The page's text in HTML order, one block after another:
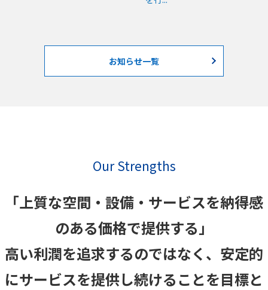
お知らせ一覧
Our Strengths
「上質な空間・設備・サービスを納得感
のある価格で提供する」
高い利潤を追求するのではなく、安定的
にサービスを提供し続けることを目標と